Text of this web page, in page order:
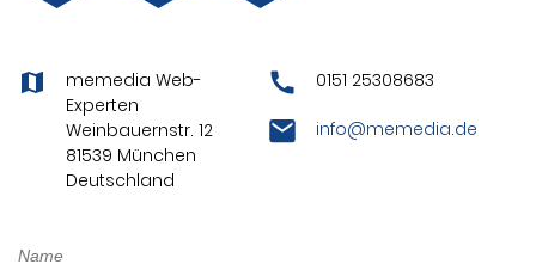
memedia Web-
Experten
Weinbauernstr. 12
81539 München
Deutschland
0151 25308683
info@memedia.de